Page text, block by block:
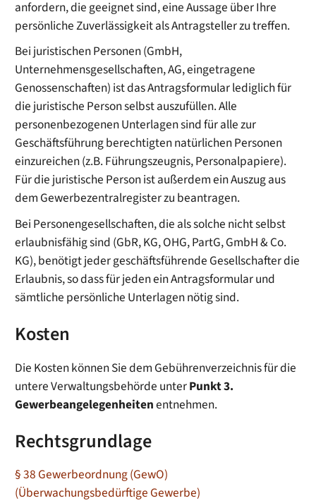
anfordern, die geeignet sind, eine Aussage über Ihre
persönliche Zuverlässigkeit als Antragsteller zu treffen.
Bei juristischen Personen (GmbH,
Unternehmensgesellschaften, AG, eingetragene
Genossenschaften) ist das Antragsformular lediglich für
die juristische Person selbst auszufüllen. Alle
personenbezogenen Unterlagen sind für alle zur
Geschäftsführung berechtigten natürlichen Personen
einzureichen (z.B. Führungszeugnis, Personalpapiere).
Für die juristische Person ist außerdem ein Auszug aus
dem Gewerbezentralregister zu beantragen.
Bei Personengesellschaften, die als solche nicht selbst
erlaubnisfähig sind (GbR, KG, OHG, PartG, GmbH & Co.
KG), benötigt jeder geschäftsführende Gesellschafter die
Erlaubnis, so dass für jeden ein Antragsformular und
sämtliche persönliche Unterlagen nötig sind.
Kosten
Die Kosten können Sie dem Gebührenverzeichnis für die
untere Verwaltungsbehörde unterPunkt 3.
Gewerbeangelegenheitenentnehmen.
Rechtsgrundlage
§ 38 Gewerbeordnung (GewO)
(Überwachungsbedürftige Gewerbe)